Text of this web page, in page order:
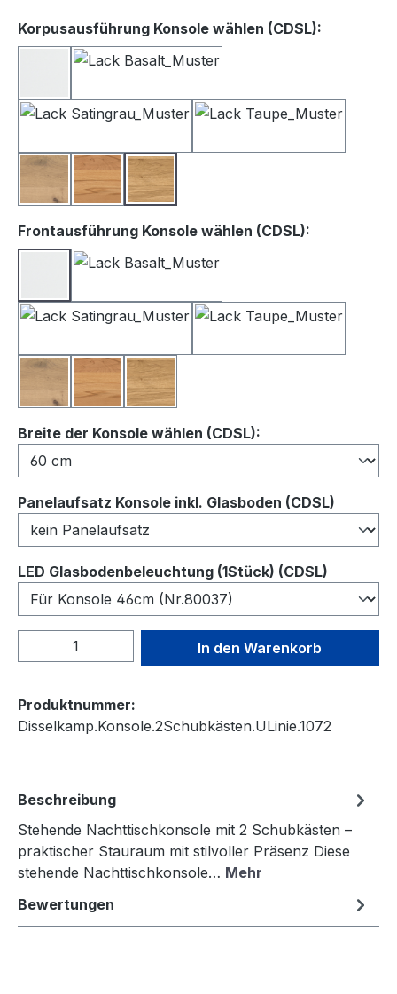
Korpusausführung Konsole wählen (CDSL):
BalkeneicheKernbucheWildeiche
Frontausführung Konsole wählen (CDSL):
BalkeneicheKernbucheWildeiche
Breite der Konsole wählen (CDSL):
Panelaufsatz Konsole inkl. Glasboden (CDSL)
LED Glasbodenbeleuchtung (1Stück) (CDSL)
Produkt Anzahl: Gib denIn den Warenkorb
Produktnummer:
Disselkamp.Konsole.2Schubkästen.ULinie.1072
Beschreibung
Stehende Nachttischkonsole mit 2 Schubkästen –
praktischer Stauraum mit stilvoller Präsenz Diese
stehende Nachttischkonsole… Mehr
Bewertungen